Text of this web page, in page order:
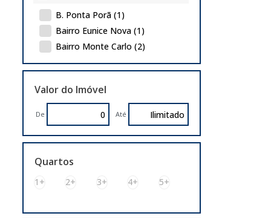
B. Ponta Porã (1)
Bairro Eunice Nova (1)
Bairro Monte Carlo (2)
Bairro Nova Cachoeirinha (1)
Bairro Santo Ângelo (3)
Bairro Silveira Martins (1)
Bairro V Cachoeirinha (6)
Bairro Veranópolis (1)
Bairro Veranópolis (5)
Bom Princípio (4)
Valor do Imóvel
De Até
Quartos
1+ 2+ 3+ 4+ 5+